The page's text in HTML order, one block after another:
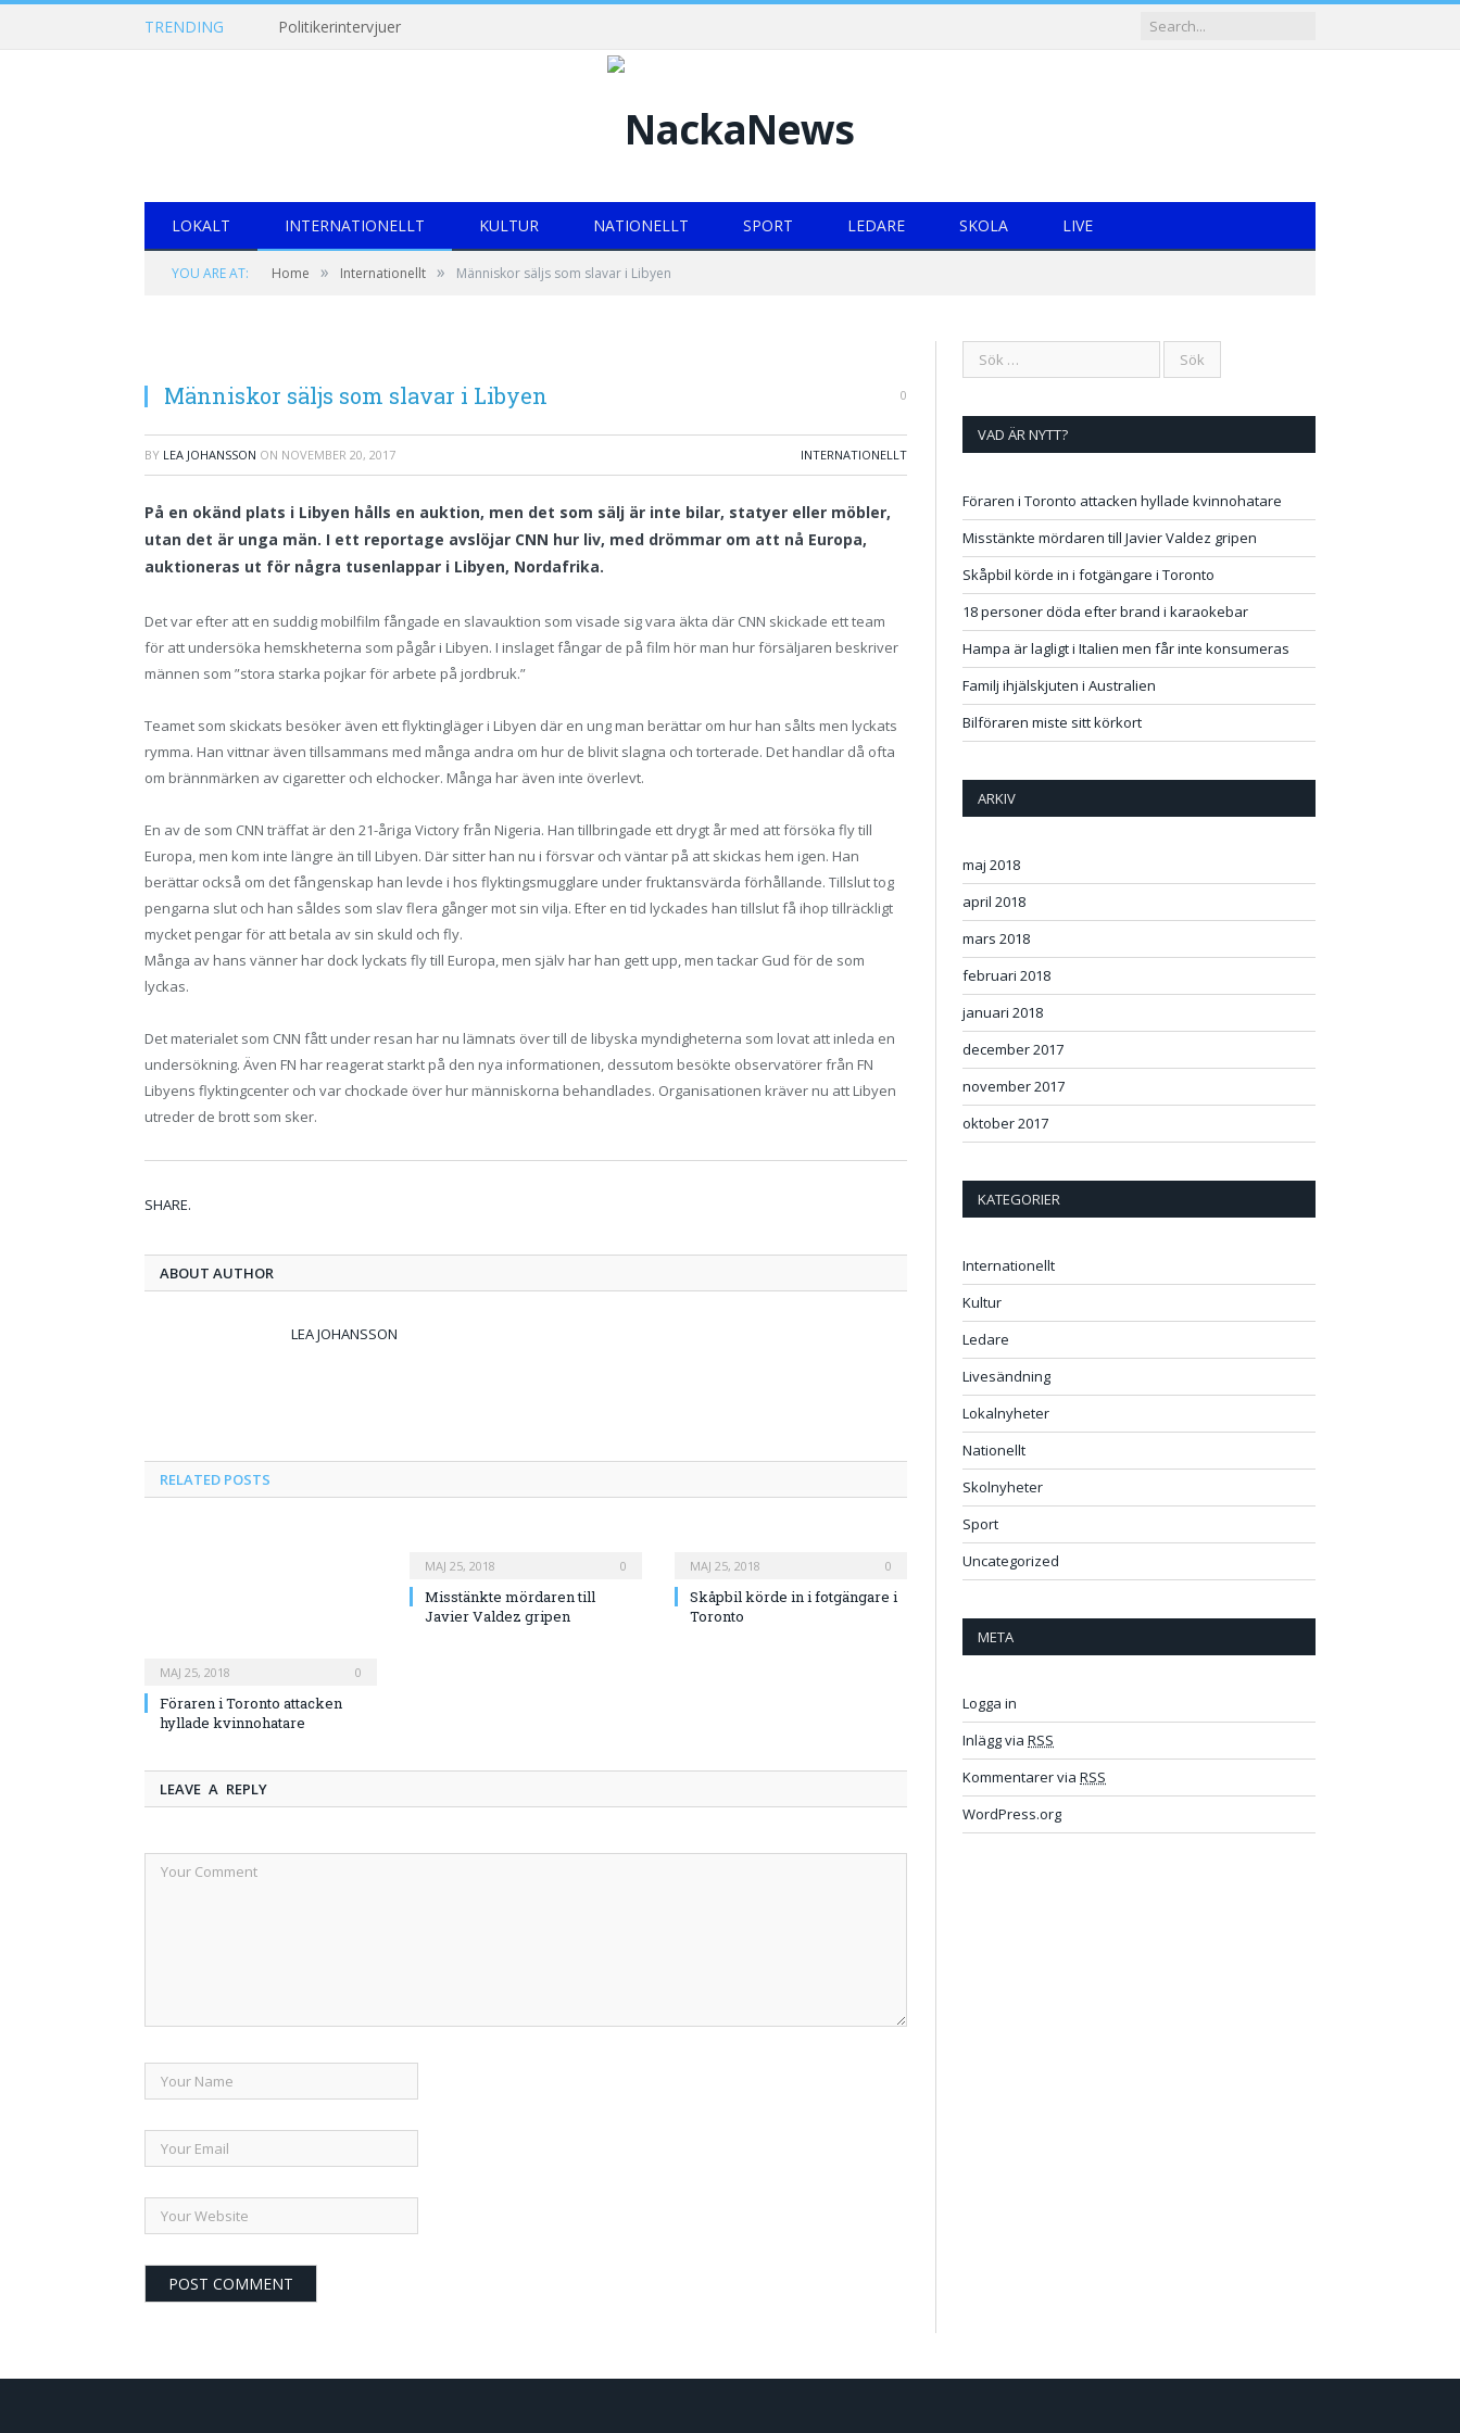
TRENDING Politikerintervjuer
LOKALT INTERNATIONELLT KULTUR NATIONELLT SPORT LEDARE SKOLA LIVE
YOU ARE AT: Home » Internationellt » Människor säljs som slavar i Libyen
Människor säljs som slavar i Libyen 0
BY LEA JOHANSSON ON NOVEMBER 20, 2017 INTERNATIONELLT
På en okänd plats i Libyen hålls en auktion, men det som sälj är inte bilar, statyer eller möbler,
utan det är unga män. I ett reportage avslöjar CNN hur liv, med drömmar om att nå Europa,
auktioneras ut för några tusenlappar i Libyen, Nordafrika.
Det var efter att en suddig mobilfilm fångade en slavauktion som visade sig vara äkta där CNN skickade ett team
för att undersöka hemskheterna som pågår i Libyen. I inslaget fångar de på film hör man hur försäljaren beskriver
männen som ”stora starka pojkar för arbete på jordbruk.”
Teamet som skickats besöker även ett flyktingläger i Libyen där en ung man berättar om hur han sålts men lyckats
rymma. Han vittnar även tillsammans med många andra om hur de blivit slagna och torterade. Det handlar då ofta
om brännmärken av cigaretter och elchocker. Många har även inte överlevt.
En av de som CNN träffat är den 21-åriga Victory från Nigeria. Han tillbringade ett drygt år med att försöka fly till
Europa, men kom inte längre än till Libyen. Där sitter han nu i försvar och väntar på att skickas hem igen. Han
berättar också om det fångenskap han levde i hos flyktingsmugglare under fruktansvärda förhållande. Tillslut tog
pengarna slut och han såldes som slav flera gånger mot sin vilja. Efter en tid lyckades han tillslut få ihop tillräckligt
mycket pengar för att betala av sin skuld och fly.
Många av hans vänner har dock lyckats fly till Europa, men själv har han gett upp, men tackar Gud för de som
lyckas.
Det materialet som CNN fått under resan har nu lämnats över till de libyska myndigheterna som lovat att inleda en
undersökning. Även FN har reagerat starkt på den nya informationen, dessutom besökte observatörer från FN
Libyens flyktingcenter och var chockade över hur människorna behandlades. Organisationen kräver nu att Libyen
utreder de brott som sker.
SHARE. Facebook
Google+
Pinterest
LinkedIn
Tumblr
ABOUT AUTHOR
LEA JOHANSSON
RELATED POSTS
MAJ 25, 2018 0
Föraren i Toronto attacken
hyllade kvinnohatare
MAJ 25, 2018 0
Misstänkte mördaren till
Javier Valdez gripen
MAJ 25, 2018 0
Skåpbil körde in i fotgängare i
Toronto
LEAVE A REPLY
VAD ÄR NYTT?
Föraren i Toronto attacken hyllade kvinnohatare
Misstänkte mördaren till Javier Valdez gripen
Skåpbil körde in i fotgängare i Toronto
18 personer döda efter brand i karaokebar
Hampa är lagligt i Italien men får inte konsumeras
Familj ihjälskjuten i Australien
Bilföraren miste sitt körkort
ARKIV
maj 2018
april 2018
mars 2018
februari 2018
januari 2018
december 2017
november 2017
oktober 2017
KATEGORIER
Internationellt
Kultur
Ledare
Livesändning
Lokalnyheter
Nationellt
Skolnyheter
Sport
Uncategorized
META
Logga in
Inlägg via RSS
Kommentarer via RSS
WordPress.org